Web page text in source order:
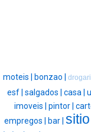
moteis | bonzao |
esf | salgados | casa |
imoveis | pintor |
empregos |
bar | sitio